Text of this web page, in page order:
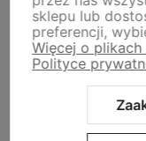
sklepu lub
preferencji,
Więcej o
Polityce